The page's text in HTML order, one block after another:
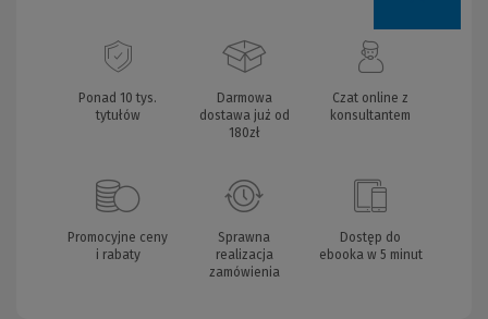
Ponad 10 tys.
tytułów
Darmowa
dostawa już od
180zł
Czat online z
konsultantem
Promocyjne ceny
i rabaty
Sprawna
realizacja
zamówienia
Dostęp do
ebooka w 5 minut